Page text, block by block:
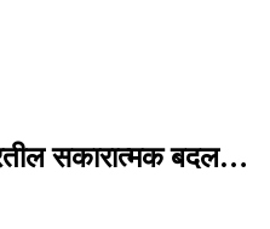
सकारात्मक बदल…